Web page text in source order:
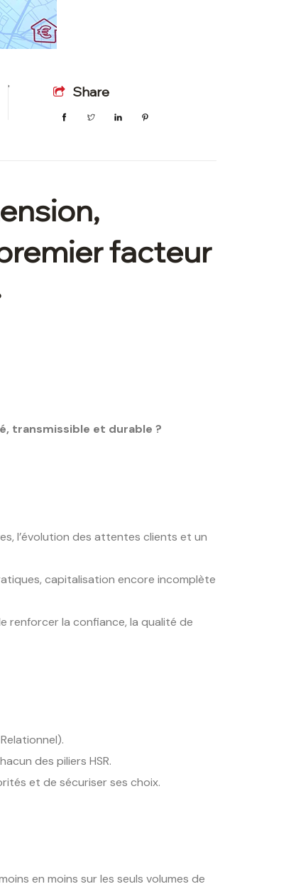
facteur
transmissible et durable ?
l’évolution des attentes clients et un
capitalisation encore incomplète
renforcer la confiance, la qualité de
des piliers HSR.
et de sécuriser ses choix.
en moins sur les seuls volumes de
Share